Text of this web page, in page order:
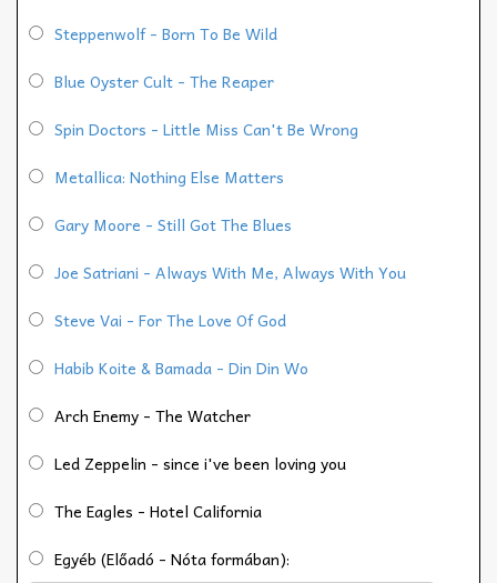
Steppenwolf - Born To Be Wild
Blue Oyster Cult - The Reaper
Spin Doctors - Little Miss Can't Be Wrong
Metallica: Nothing Else Matters
Gary Moore - Still Got The Blues
Joe Satriani - Always With Me, Always With You
Steve Vai - For The Love Of God
Habib Koite & Bamada - Din Din Wo
Arch Enemy - The Watcher
Led Zeppelin - since i've been loving you
The Eagles - Hotel California
Egyéb (Előadó - Nóta formában):